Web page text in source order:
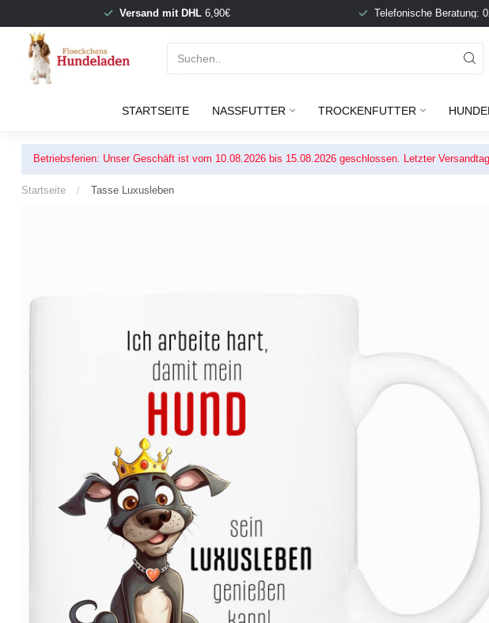
Versand mit DHL6,90€ Telefonische Beratung:
STARTSEITE NASSFUTTER TROCKENFUTTER
Betriebsferien: Unser Geschäft ist vom 10.08.2026 bis 15.08.2026 geschlossen. Letzter
Startseite / Tasse Luxusleben